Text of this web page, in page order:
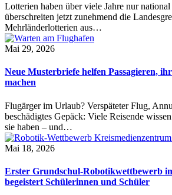
Lotterien haben über viele Jahre nur
überschreiten jetzt zunehmend die
Mehrländerlotterien aus…
Mai 29, 2026
Neue Musterbriefe helfen Passagieren,
machen
Flugärger im Urlaub? Verspäteter Flug,
beschädigtes Gepäck: Viele Reisende
sie haben – und…
Mai 18, 2026
Erster Grundschul-Robotikwettbewerb
begeistert Schülerinnen und Schüler